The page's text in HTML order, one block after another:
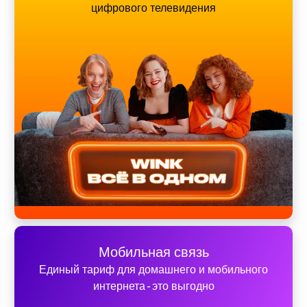
цифрового телевидения
Мобильная связь
Единый тариф для домашнего и мобильного
интернета - это выгодно